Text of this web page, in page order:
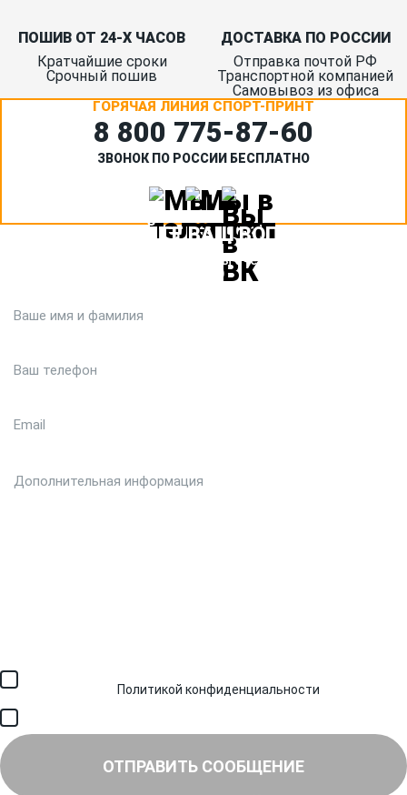
ПОШИВ ОТ 24-Х ЧАСОВ
Кратчайшие сроки
Срочный пошив
ДОСТАВКА ПО РОССИИ
Отправка почтой РФ
Транспортной компанией
Самовывоз из офиса
ГОРЯЧАЯ ЛИНИЯ СПОРТ-ПРИНТ
8 800 775‑87-60
ЗВОНОК ПО РОССИИ БЕСПЛАТНО
ЗАДАЙТЕ ВАШ ВОПРОС
Или кратко опишите ситуацию. Мы очень быстро свяжемся с
вами :)
Политикой конфиденциальности
ОТПРАВИТЬ СООБЩЕНИЕ